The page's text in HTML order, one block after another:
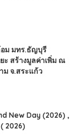
ม มทร.ธัญบุรี
ะ สร้างมูลค่าเพิ่ม ณ
ม จ.สระแก้ว
New Day (2026) ,
2026)